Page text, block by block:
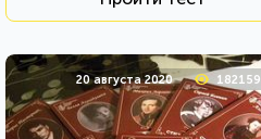
20 августа 2020 182159